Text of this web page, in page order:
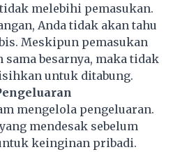
melebihi pemasukan.
Anda tidak akan tahu
Meskipun pemasukan
sama besarnya, maka tidak
untuk ditabung.
mengelola pengeluaran.
mendesak sebelum
keinginan pribadi.